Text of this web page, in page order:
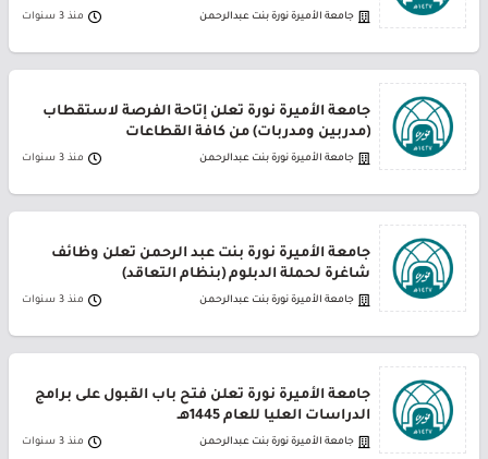
جامعة الأميرة نورة بنت عبدالرحمن منذ 3 سنوات
جامعة الأميرة نورة تعلن إتاحة الفرصة لاستقطاب
(مدربين ومدربات) من كافة القطاعات
جامعة الأميرة نورة بنت عبدالرحمن منذ 3 سنوات
جامعة الأميرة نورة بنت عبد الرحمن تعلن وظائف
شاغرة لحملة الدبلوم (بنظام التعاقد)
جامعة الأميرة نورة بنت عبدالرحمن منذ 3 سنوات
جامعة الأميرة نورة تعلن فتح باب القبول على برامج
الدراسات العليا للعام 1445هـ
جامعة الأميرة نورة بنت عبدالرحمن منذ 3 سنوات